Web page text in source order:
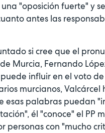
"oposición fuerte" y
antes las
si cree que el
Murcia, Fernando
influir en el voto de
murcianos,
esas palabras puedan
él "conoce" el PP
personas con "mucho